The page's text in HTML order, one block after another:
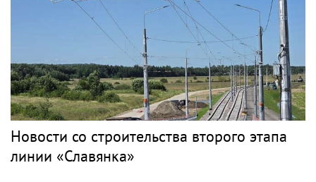
Новости со строительства второго этапа
линии «Славянка»